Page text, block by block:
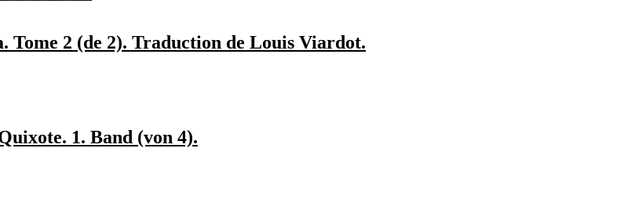
Tome 2 (de 2). Traduction de Louis Viardot.
1. Band (von 4).